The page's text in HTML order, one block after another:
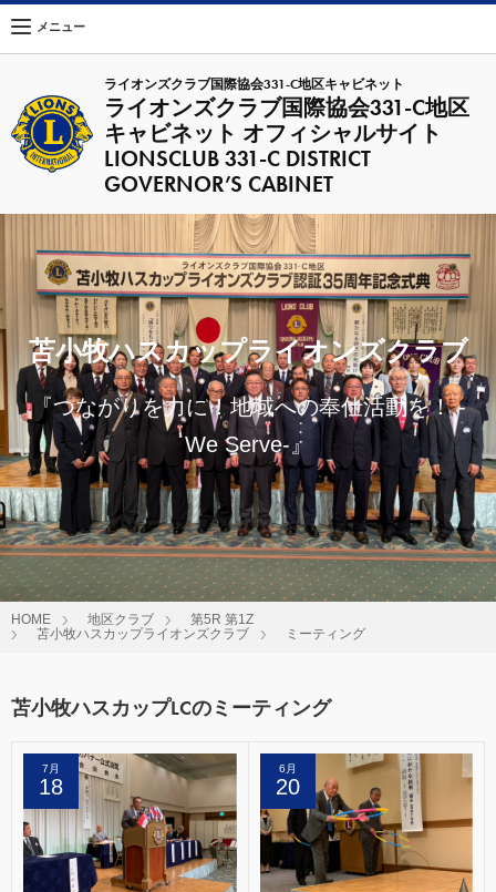
ライオンズクラブ国際協会331-C地区キャビネット
ライオンズクラブ国際協会331-C地区
キャビネット オフィシャルサイト
LIONSCLUB 331-C DISTRICT
GOVERNOR’S CABINET
メニュー
苫小牧ハスカップライオンズクラブ
『つながりを力に！地域への奉仕活動を！ -
We Serve-』
HOME 地区クラブ
第5R 第1Z
苫小牧ハスカップライオンズクラブ
ミーティング
苫小牧ハスカップLCのミーティング
7月
18
6月
20